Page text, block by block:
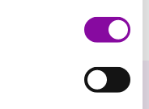
av kakor
inte att ske,
för att hemsidan